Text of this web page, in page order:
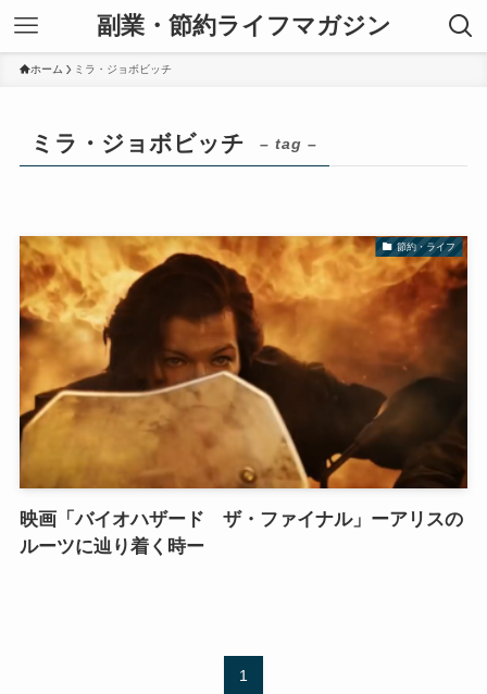
副業・節約ライフマガジン
ホーム ミラ・ジョボビッチ
ミラ・ジョボビッチ – tag –
節約・ライフ
映画「バイオハザード ザ・ファイナル」ーアリスの
ルーツに辿り着く時ー
1